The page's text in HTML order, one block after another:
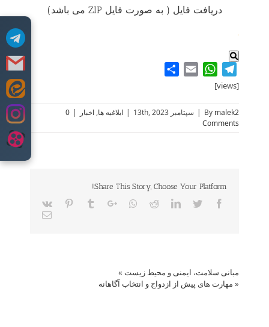
to
content
دریافت فایل ( به صورت فایل ZIP می باشد)
.
Telegram
WhatsApp
Email
[views]
By malek2
| سپتامبر 13th, 2023 | ابلاغیه ها, اخبار |
0
Comments
Share This Story, Choose Your Platform!
Facebook
Twitter
LinkedIn
Reddit
Whatsapp
Google+
Tumblr
Pinterest
Vk
Email
مبانی سلامت، ایمنی و محیط زیست »
« مهارت های پیش از ازدواج و انتخاب آگاهانه